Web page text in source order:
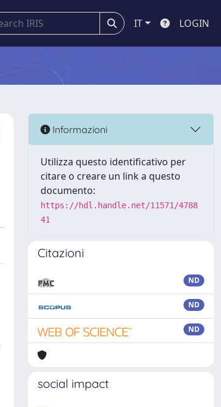
IT LOGIN
Informazioni
Utilizza questo identificativo per
citare o creare un link a questo
documento:
https://hdl.handle.net/11571/4788
41
Citazioni
ND
ND
ND
social impact